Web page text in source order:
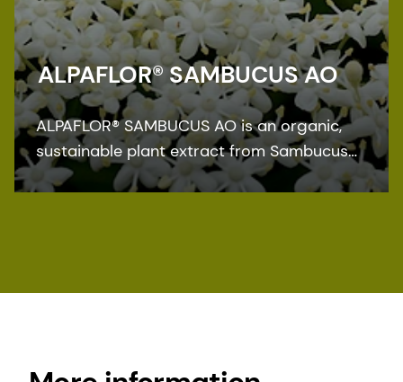
ALPAFLOR® SAMBUCUS AO
ALPAFLOR® SAMBUCUS AO is an organic,
sustainable plant extract from Sambucus
nigra. Proven in vitro to reduce VEGF